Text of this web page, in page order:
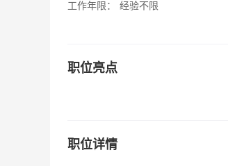
工作年限：
经验不限
职位亮点
职位详情